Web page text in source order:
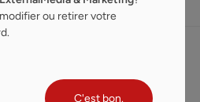
de confidentialité
de cookies
ou retirer votre
C'est bon.